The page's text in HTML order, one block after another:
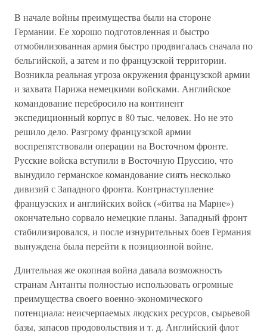
В начале войны преимущества были на стороне
Германии. Ее хорошо подготовленная и быстро
отмобилизованная армия быстро продвигалась сначала по
бельгийской, а затем и по французской территории.
Возникла реальная угроза окружения французской армии
и захвата Парижа немецкими войсками. Английское
командование перебросило на континент
экспедиционный корпус в 80 тыс. человек. Но не это
решило дело. Разгрому французской армии
воспрепятствовали операции на Восточном фронте.
Русские войска вступили в Восточную Пруссию, что
вынудило германское командование сиять несколько
дивизий с Западного фронта. Контрнаступление
французских и английских войск («битва на Марне»)
окончательно сорвало немецкие планы. Западный фронт
стабилизировался, и после изнурительных боев Германия
вынуждена была перейти к позиционной войне.
Длительная же окопная война давала возможность
странам Антанты полностью использовать огромные
преимущества своего военно-экономического
потенциала: неисчерпаемых людских ресурсов, сырьевой
базы, запасов продовольствия и т. д. Английский флот